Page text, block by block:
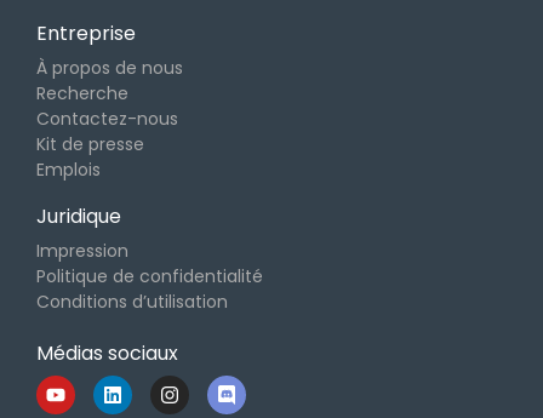
Entreprise
À propos de nous
Recherche
Contactez-nous
Kit de presse
Emplois
Juridique
Impression
Politique de confidentialité
Conditions d’utilisation
Médias sociaux